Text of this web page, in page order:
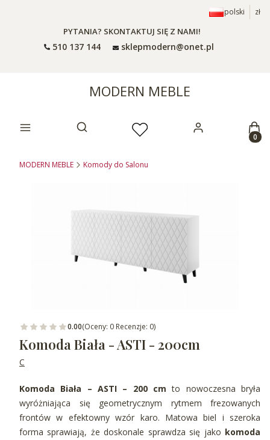
polski zł
PYTANIA? SKONTAKTUJ SIĘ Z NAMI!
510 137 144 sklepmodern@onet.pl
MODERN MEBLE
Otwórz wyszukiwarkę
MODERN MEBLE Komody do Salonu
0.00(Oceny: 0 Recenzje: 0)
Komoda Biała - ASTI - 200cm
C
Komoda Biała – ASTI – 200 cm to nowoczesna bryła
wyróżniająca się geometrycznym rytmem frezowanych
frontów w efektowny wzór karo. Matowa biel i szeroka
forma sprawiają, że doskonale sprawdza się jako komoda